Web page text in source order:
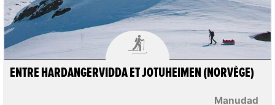

Manudad
ENTRE HARDANGERVIDDA ET JOTUHEIMEN (NORVÈGE)